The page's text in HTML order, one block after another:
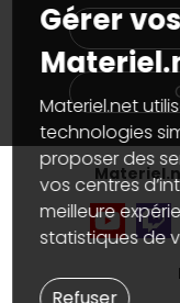
Materiel.net recrute
Notre programme
Partenariat &
Nos marques
Conditions
Marketplace
Informations légales
Données
Gérer vos cookies
Accessibilité : non
Gérer
Materiel.net
technologies
proposer des
vos centres
meilleure
statistiques de